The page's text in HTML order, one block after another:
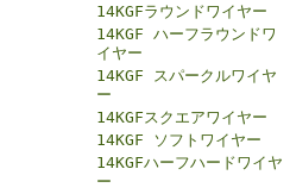
14KGFラウンドワイヤー
14KGF ハーフラウンドワ
イヤー
14KGF スパークルワイヤ
ー
14KGFスクエアワイヤー
14KGF ソフトワイヤー
14KGFハーフハードワイヤ
ー